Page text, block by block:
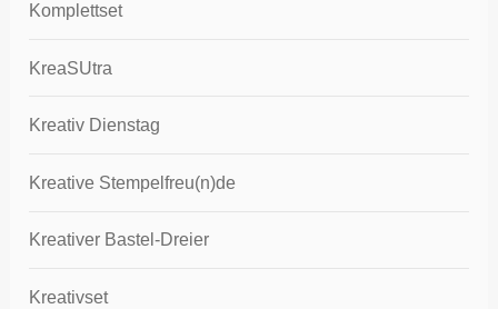
Komplettset
KreaSUtra
Kreativ Dienstag
Kreative Stempelfreu(n)de
Kreativer Bastel-Dreier
Kreativset